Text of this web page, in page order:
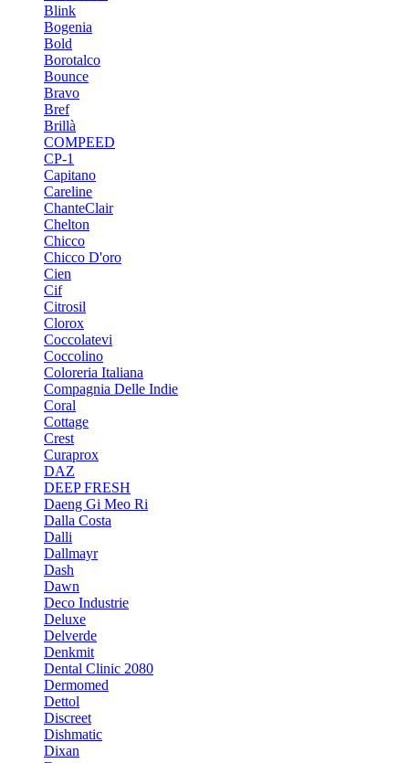
Blink
Bogenia
Bold
Borotalco
Bounce
Bravo
Bref
Brillà
COMPEED
CP-1
Capitano
Careline
ChanteСlair
Chelton
Chicco
Chicco D'oro
Cien
Cif
Citrosil
Clorox
Coccolatevi
Coccolino
Coloreria Italiana
Compagnia Delle Indie
Coral
Cottage
Crest
Curaprox
DAZ
DEEP FRESH
Daeng Gi Meo Ri
Dalla Costa
Dalli
Dallmayr
Dash
Dawn
Deco Industrie
Deluxe
Delverde
Denkmit
Dental Clinic 2080
Dermomed
Dettol
Discreet
Dishmatic
Dixan